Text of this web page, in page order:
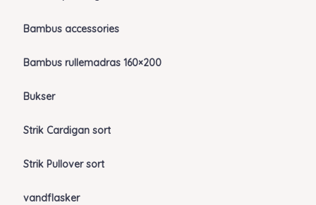
Bambus accessories
Bambus rullemadras 160×200
Bukser
Strik Cardigan sort
Strik Pullover sort
vandflasker